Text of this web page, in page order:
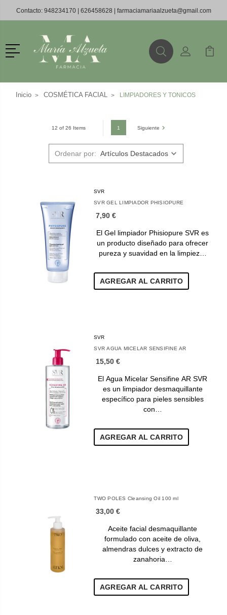
Contacto: 948234170| 626458628 | farmaciamariaalzueta@gmail.com
Menú
BuscarMi Cuenta
Mi
Inicio COSMÉTICA FACIAL LIMPIADORES Y TONICOS
12 of 26 Items 1 Siguiente
Ordenar por:
SVR
SVR GEL LIMPIADOR PHISIOPURE
7,90 €
El Gel limpiador Phisiopure SVR es
un producto diseñado para ofrecer
pureza y suavidad en la limpiez…
AGREGAR AL CARRITO
SVR
SVR AGUA MICELAR SENSIFINE AR
15,50 €
El Agua Micelar Sensifine AR SVR
es un limpiador desmaquillante
específico para pieles sensibles
con…
AGREGAR AL CARRITO
TWO POLES Cleansing Oil 100 ml
33,00 €
Aceite facial desmaquillante
formulado con aceite de oliva,
almendras dulces y extracto de
zanahoria…
AGREGAR AL CARRITO